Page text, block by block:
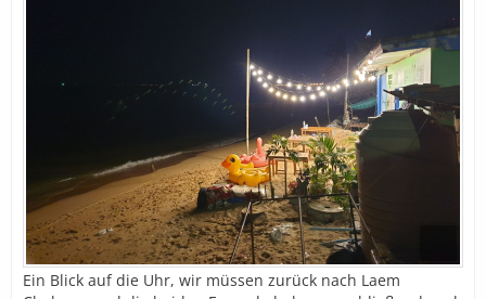
Ein Blick auf die Uhr, wir müssen zurück nach Laem